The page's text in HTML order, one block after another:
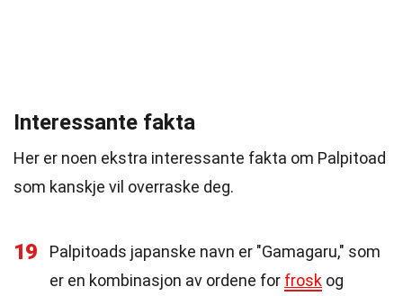
Interessante fakta
Her er noen ekstra interessante fakta om Palpitoad
som kanskje vil overraske deg.
19
Palpitoads japanske navn er "Gamagaru," som
er en kombinasjon av ordene for frosk og